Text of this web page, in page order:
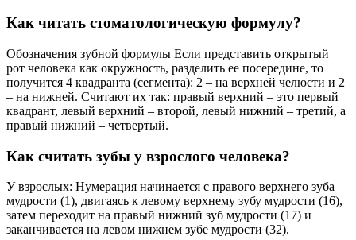
Как читать стоматологическую формулу?
Обозначения зубной формулы Если представить открытый
рот человека как окружность, разделить ее посередине, то
получится 4 квадранта (сегмента): 2 – на верхней челюсти и 2
– на нижней. Считают их так: правый верхний – это первый
квадрант, левый верхний – второй, левый нижний – третий, а
правый нижний – четвертый.
Как считать зубы у взрослого человека?
У взрослых: Нумерация начинается с правого верхнего зуба
мудрости (1), двигаясь к левому верхнему зубу мудрости (16),
затем переходит на правый нижний зуб мудрости (17) и
заканчивается на левом нижнем зубе мудрости (32).